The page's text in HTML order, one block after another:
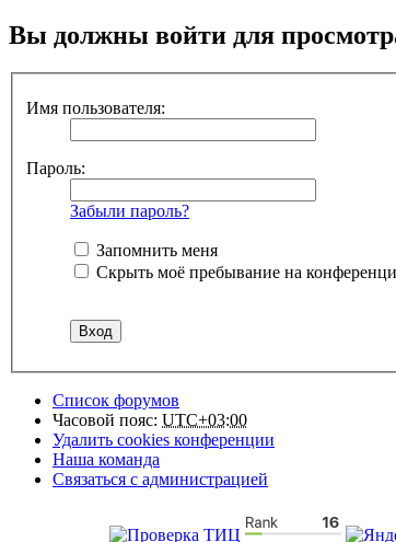
Вы должны войти для
Имя пользователя:
Пароль:
Забыли пароль?
Запомнить меня
Скрыть моё пребывание на
Список форумов
Часовой пояс: UTC+03:00
Удалить cookies конференции
Наша команда
Связаться с администрацией